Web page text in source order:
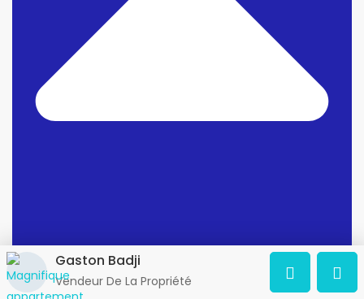
Vente
Gaston Badji
Vendeur De La Propriété